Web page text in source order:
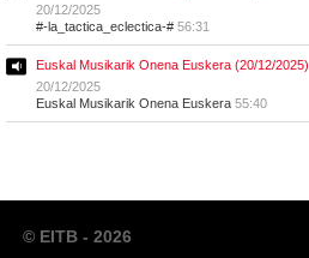
20/12/2025
#-la_tactica_eclectica-# 56:31
Euskal Musikarik Onena Euskera (20/12/2025)
20/12/2025
Euskal Musikarik Onena Euskera 55:40
© EITB - 2026